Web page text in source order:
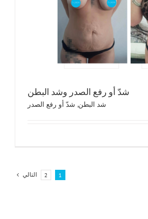
شدّ أو رفع الصدر وشد البطن
شد البطن, شدّ أو رفع الصدر
1
2 التالي